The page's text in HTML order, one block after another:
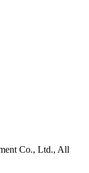
Co., Ltd., All